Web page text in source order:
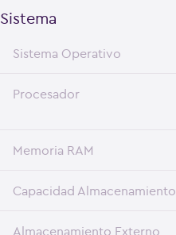
Sistema
Sistema Operativo
Procesador
Memoria RAM
Capacidad Almacenamiento
Almacenamiento Externo